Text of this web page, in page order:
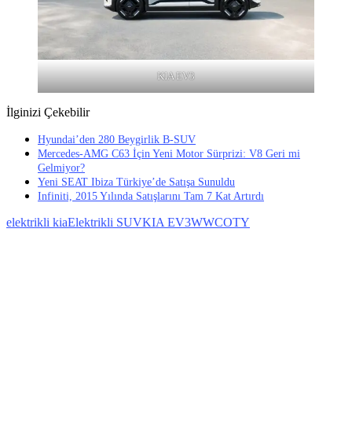
KIA EV3
İlginizi Çekebilir
Hyundai’den 280 Beygirlik B-SUV
Mercedes-AMG C63 İçin Yeni Motor Sürprizi: V8 Geri mi
Gelmiyor?
Yeni SEAT Ibiza Türkiye’de Satışa Sunuldu
Infiniti, 2015 Yılında Satışlarını Tam 7 Kat Artırdı
elektrikli kiaElektrikli SUVKIA EV3WWCOTY